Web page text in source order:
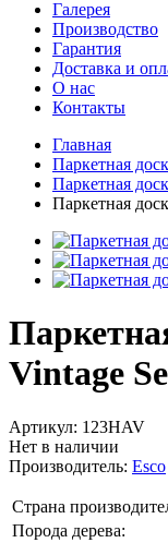
Галерея
Производство
Гарантия
Доставка и
О нас
Контакты
Главная
Паркетная
Паркетная
Паркетная
Vintage
Артикул: 123HAV
Нет в наличии
Производитель: Esco
Страна
Порода дерева: